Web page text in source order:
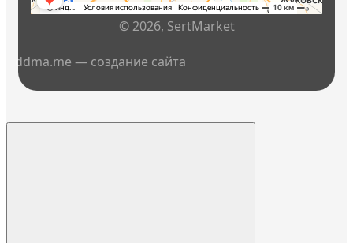
© 2026, SertMarket
ddma.me — создание сайта